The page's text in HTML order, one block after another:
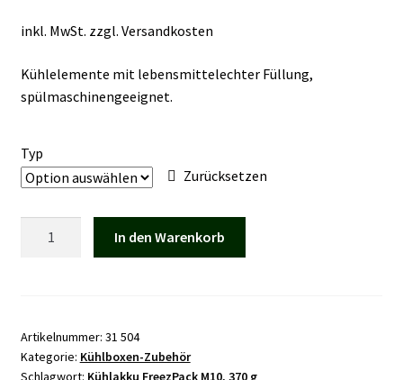
Mein Konto
Mein Konto
Warenkorb
inkl. MwSt. zzgl. Versandkosten
Kühlelemente mit lebensmittelechter Füllung,
spülmaschinengeeignet.
Typ
Zurücksetzen
In den Warenkorb
Artikelnummer: 31 504
Kategorie: Kühlboxen-Zubehör
Schlagwort: Kühlakku FreezPack M10, 370 g